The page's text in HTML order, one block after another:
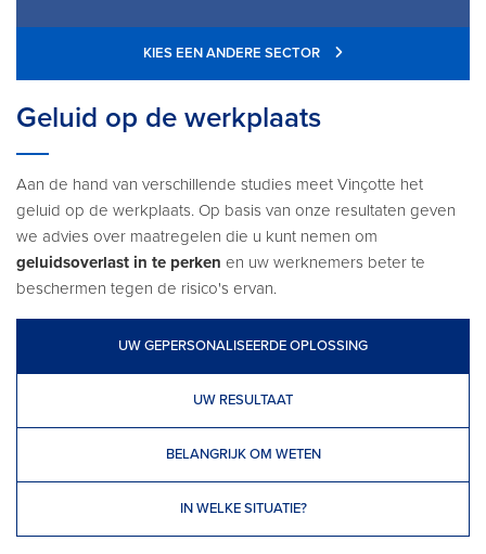
KIES EEN ANDERE SECTOR
Geluid op de werkplaats
Aan de hand van verschillende studies meet Vinçotte het
geluid op de werkplaats. Op basis van onze resultaten geven
we advies over maatregelen die u kunt nemen om
geluidsoverlast in te perken en uw werknemers beter te
beschermen tegen de risico's ervan.
UW GEPERSONALISEERDE OPLOSSING
UW RESULTAAT
BELANGRIJK OM WETEN
IN WELKE SITUATIE?